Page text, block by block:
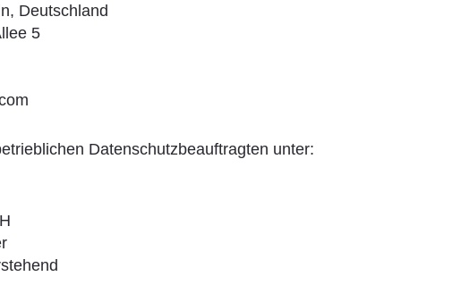
Deutschland
5
Datenschutzbeauftragten unter: